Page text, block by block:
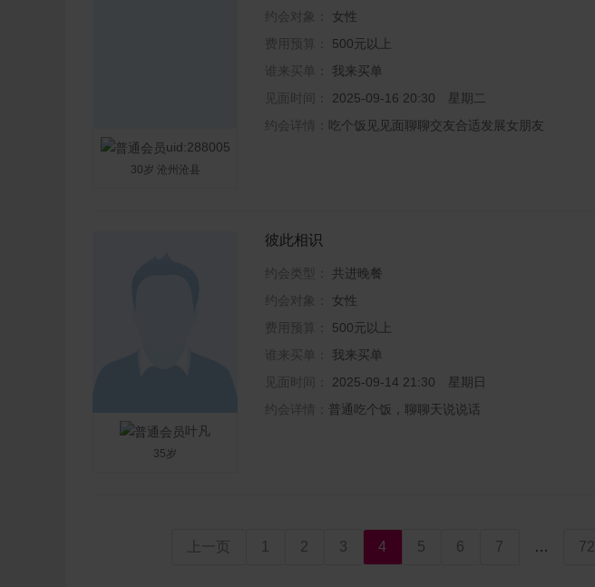
uid:288005
30岁 沧州沧县
约会对象：
女性
费用预算：
500元以上
谁来买单：
我来买单
见面时间：
2025-09-16 20:30 星期二
约会详情：
吃个饭见见面聊聊交友合适发展女朋友
叶凡
35岁
彼此相识
约会类型：
共进晚餐
约会对象：
女性
费用预算：
500元以上
谁来买单：
我来买单
见面时间：
2025-09-14 21:30 星期日
约会详情： 普通吃个饭，聊聊天说说话
上一页 1 2 3 4 5 6 7 … 72